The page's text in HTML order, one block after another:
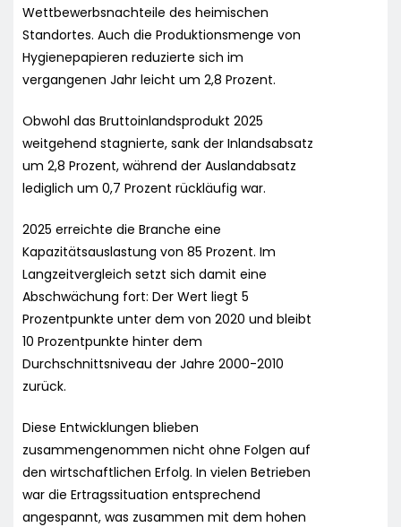
Wettbewerbsnachteile des heimischen
Standortes. Auch die Produktionsmenge von
Hygienepapieren reduzierte sich im
vergangenen Jahr leicht um 2,8 Prozent.
Obwohl das Bruttoinlandsprodukt 2025
weitgehend stagnierte, sank der Inlandsabsatz
um 2,8 Prozent, während der Auslandabsatz
lediglich um 0,7 Prozent rückläufig war.
2025 erreichte die Branche eine
Kapazitätsauslastung von 85 Prozent. Im
Langzeitvergleich setzt sich damit eine
Abschwächung fort: Der Wert liegt 5
Prozentpunkte unter dem von 2020 und bleibt
10 Prozentpunkte hinter dem
Durchschnittsniveau der Jahre 2000-2010
zurück.
Diese Entwicklungen blieben
zusammengenommen nicht ohne Folgen auf
den wirtschaftlichen Erfolg. In vielen Betrieben
war die Ertragssituation entsprechend
angespannt, was zusammen mit dem hohen